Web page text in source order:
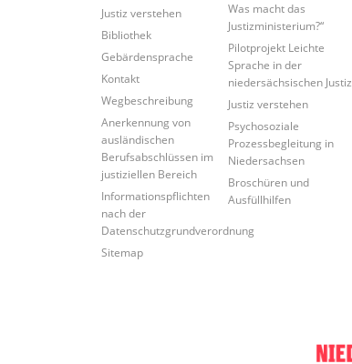
Justiz verstehen
Bibliothek
Gebärdensprache
Kontakt
Wegbeschreibung
Anerkennung von
ausländischen
Berufsabschlüssen im
justiziellen Bereich
Informationspflichten
nach der
Datenschutzgrundverordnung
Sitemap
Was macht das
Justizministerium?“
Pilotprojekt Leichte
Sprache in der
niedersächsischen Justiz
Justiz verstehen
Psychosoziale
Prozessbegleitung in
Niedersachsen
Broschüren und
Ausfüllhilfen